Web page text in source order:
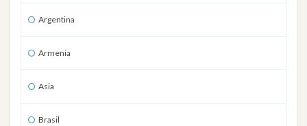
Argentina
Armenia
Asia
Brasil